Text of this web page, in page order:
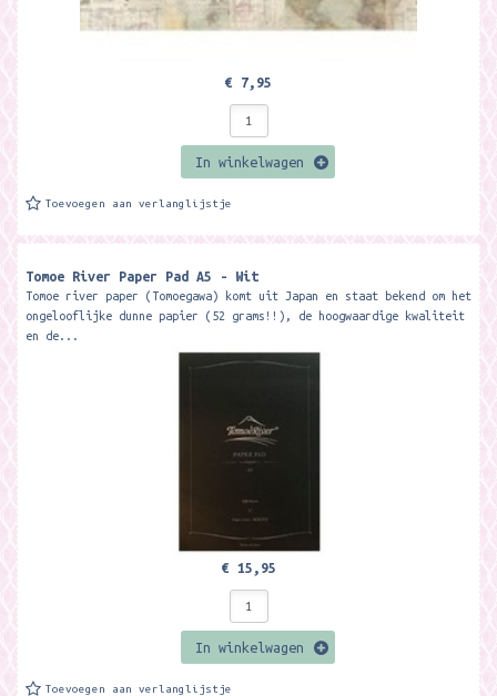
€ 7,95
In winkelwagen
Toevoegen aan verlanglijstje
Tomoe River Paper Pad A5 - Wit
Tomoe river paper (Tomoegawa) komt uit Japan en staat bekend om het
ongelooflijke dunne papier (52 grams!!), de hoogwaardige kwaliteit
en de...
€ 15,95
In winkelwagen
Toevoegen aan verlanglijstje